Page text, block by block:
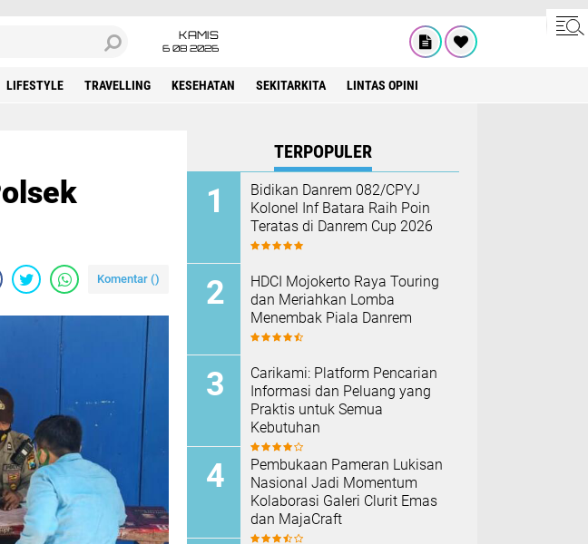
KAMIS
6 08 2026
LIFESTYLE TRAVELLING KESEHATAN SEKITARKITA LINTAS OPINI
Komentar ()
TERPOPULER
Bidikan Danrem 082/CPYJ
Kolonel Inf Batara Raih Poin
Teratas di Danrem Cup 2026
HDCI Mojokerto Raya Touring
dan Meriahkan Lomba
Menembak Piala Danrem
Carikami: Platform Pencarian
Informasi dan Peluang yang
Praktis untuk Semua
Kebutuhan
Pembukaan Pameran Lukisan
Nasional Jadi Momentum
Kolaborasi Galeri Clurit Emas
dan MajaCraft